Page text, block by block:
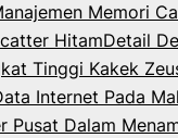
Memori
HitamDetail
Tinggi Kakek
Internet Pada
Pusat Dalam